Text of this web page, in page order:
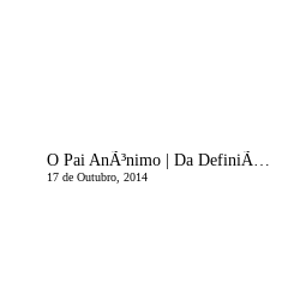
O Pai AnÃ³nimo | Da DefiniÃ§Ã£o de UrgÃªncia
17 de Outubro, 2014